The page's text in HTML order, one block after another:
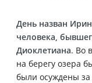
День назван
человека,
Диоклетиана. Во
на берегу озера
были осуждены за